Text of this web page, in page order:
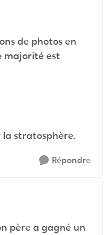
de photos en
majorité est
stratosphère.
Répondre
père a gagné un